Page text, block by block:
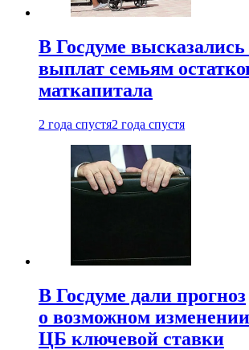
В Госдуме высказались
выплат семьям
маткапитала
2 года спустя2 года спустя
В Госдуме дали прогноз
о возможном изменении
ЦБ ключевой ставки